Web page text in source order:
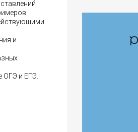
и
ОГЭ и ЕГЭ.